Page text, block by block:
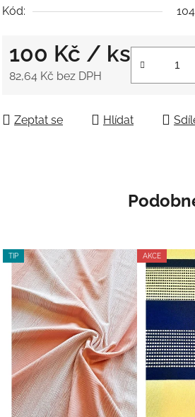
Kód:
100 Kč / ks
82,64 Kč bez DPH
Zeptat se Hlídat
TIP AKCE